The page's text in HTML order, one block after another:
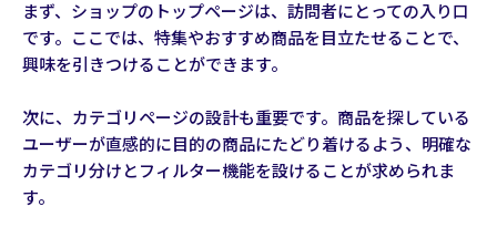
まず、ショップのトップページは、訪問者にとっての入り口
です。ここでは、特集やおすすめ商品を目立たせることで、
興味を引きつけることができます。
次に、カテゴリページの設計も重要です。商品を探している
ユーザーが直感的に目的の商品にたどり着けるよう、明確な
カテゴリ分けとフィルター機能を設けることが求められま
す。